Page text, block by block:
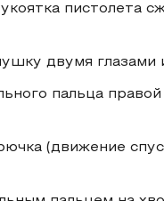
пистолета
двумя глазами
пальца
(движение